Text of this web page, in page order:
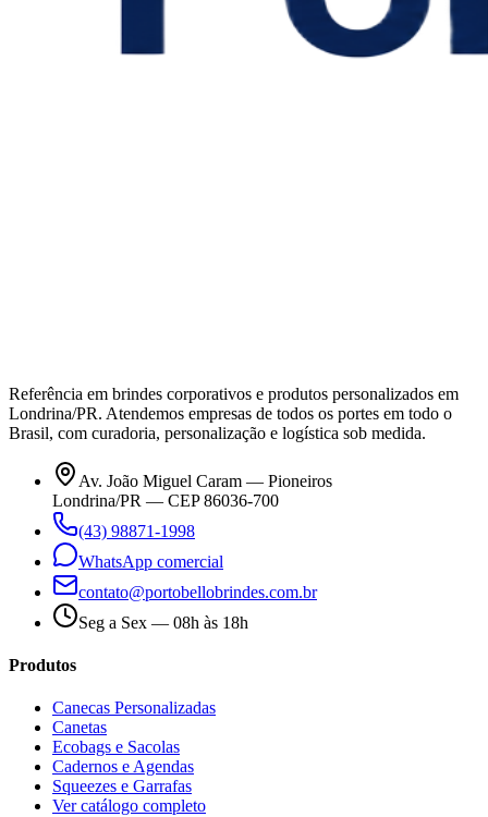
Referência em brindes corporativos e produtos personalizados em
Londrina/PR. Atendemos empresas de todos os portes em todo o
Brasil, com curadoria, personalização e logística sob medida.
Av. João Miguel Caram — Pioneiros
Londrina/PR — CEP 86036-700
(43) 98871-1998
WhatsApp comercial
contato@portobellobrindes.com.br
Seg a Sex — 08h às 18h
Produtos
Canecas Personalizadas
Canetas
Ecobags e Sacolas
Cadernos e Agendas
Squeezes e Garrafas
Ver catálogo completo